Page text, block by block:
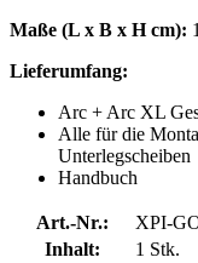
Maße (L x B x H cm):
Lieferumfang:
Arc + Arc XL
Alle für die
Unterlegscheiben
Handbuch
Art.-Nr.:
XPI-
Inhalt:
1 Stk.